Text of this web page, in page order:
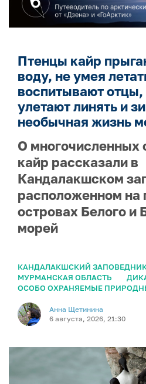
Птенцы кайр
воду, не умея
воспитывают отцы,
улетают линять и
необычная жизнь
О многочисленных
кайр рассказали в
Кандалакшском
расположенном на
островах Белого и
морей
КАНДАЛАКШСКИЙ
МУРМАНСКАЯ ОБЛАСТЬ
ОСОБО ОХРАНЯЕМЫЕ
Анна Щетинина
6 августа, 2026, 21:30